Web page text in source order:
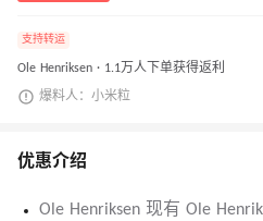
支持转运
Ole Henriksen · 1.1万人下单获得返利
爆料人：小米粒
优惠介绍
Ole Henriksen 现有 Ole